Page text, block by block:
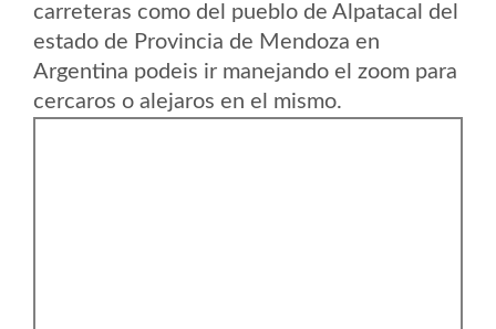
carreteras como del pueblo de Alpatacal del
estado de Provincia de Mendoza en
Argentina podeis ir manejando el zoom para
cercaros o alejaros en el mismo.